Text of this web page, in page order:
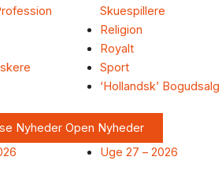
Skuespillere
Religion
Royalt
Sport
‘Hollandsk’ Bogudsalg
Nyheder Open Nyheder
Uge 27 – 2026